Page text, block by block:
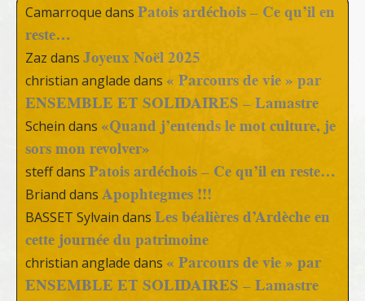
Camarroque dans Patois ardéchois – Ce qu’il en
reste…
Zaz dans Joyeux Noël 2025
christian anglade dans « Parcours de vie » par
ENSEMBLE ET SOLIDAIRES – Lamastre
Schein dans «Quand j’entends le mot culture, je
sors mon revolver»
steffdans Patois ardéchois – Ce qu’il en reste…
Briand dans Apophtegmes !!!
BASSET Sylvain dans Les béalières d’Ardèche en
cette journée du patrimoine
christian anglade dans « Parcours de vie » par
ENSEMBLE ET SOLIDAIRES – Lamastre